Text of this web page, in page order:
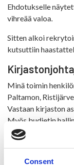
Consent
Ehdotukselle
vihreää valoa.
Sitten alkoi
kutsuttiin
Minä toimin
Paltamon,
Vastaan kirjaston
Myös budjetin
Olen näiden
kirjastossa on
asiakaspalvelun.